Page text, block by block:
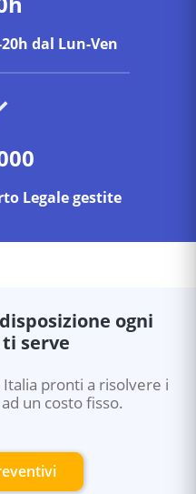
dal Lun-Ven
Legale gestite
ogni
serve
pronti a risolvere i
un costo fisso.